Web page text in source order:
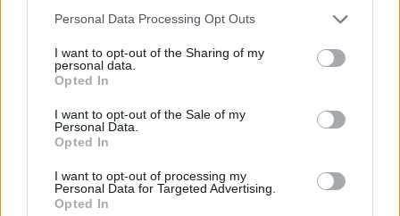
Personal Data Processing Opt Outs
I want to opt-out of the Sharing of my
personal data.
Opted In
I want to opt-out of the Sale of my
Personal Data.
Opted In
I want to opt-out of processing my
Personal Data for Targeted Advertising.
Opted In
αγκαλιάζοντας ακόμα περισσότερες μαμάδες και
νέους γονείς. Το πρόγραμμα θα εμπλουτιστεί μέσα
από την προσθήκη ακόμα περισσότερων
ενημερωτικών δράσεων με επαγγελματίες υγείας και
συνεργασίες με φορείς
υποστήριξης ευάλωτων ομάδων για τη διοργάνωση
ενημερωτικών συναντήσεων, εμπλουτισμό των
θεματικών ενοτήτων, υποστήριξη και σε γονείς